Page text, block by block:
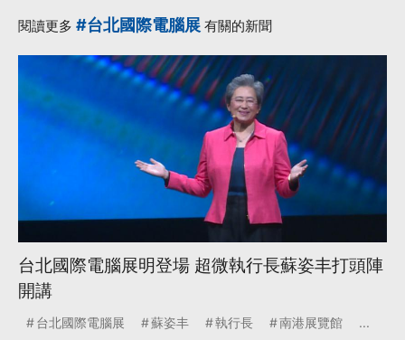
更多...
閱讀更多 #台北國際電腦展 有關的新聞
台北國際電腦展明登場 超微執行長蘇姿丰打頭陣
開講
台北國際電腦展 蘇姿丰 執行長 南港展覽館 ...